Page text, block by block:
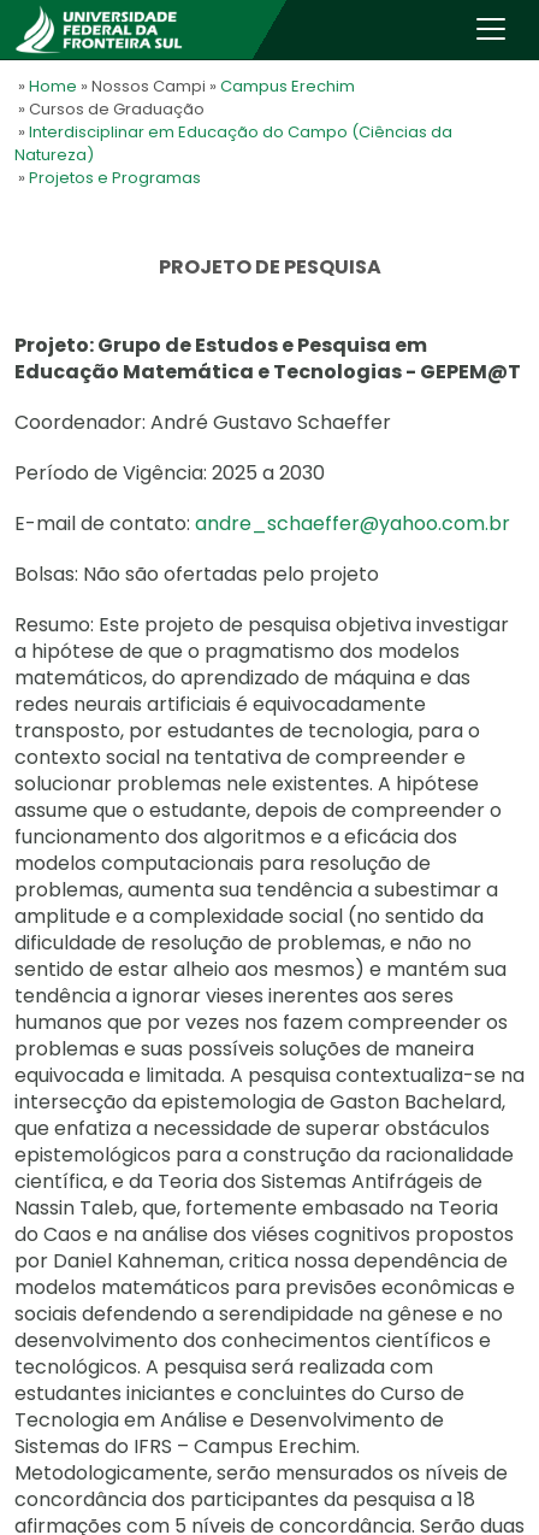
» Home » Nossos Campi » Campus Erechim
» Cursos de Graduação
» Interdisciplinar em Educação do Campo (Ciências da
Natureza)
» Projetos e Programas
PROJETO DE PESQUISA
Projeto: Grupo de Estudos e Pesquisa em
Educação Matemática e Tecnologias - GEPEM@T
Coordenador: André Gustavo Schaeffer
Período de Vigência: 2025 a 2030
E-mail de contato: andre_schaeffer@yahoo.com.br
Bolsas: Não são ofertadas pelo projeto
Resumo: Este projeto de pesquisa objetiva investigar
a hipótese de que o pragmatismo dos modelos
matemáticos, do aprendizado de máquina e das
redes neurais artificiais é equivocadamente
transposto, por estudantes de tecnologia, para o
contexto social na tentativa de compreender e
solucionar problemas nele existentes. A hipótese
assume que o estudante, depois de compreender o
funcionamento dos algoritmos e a eficácia dos
modelos computacionais para resolução de
problemas, aumenta sua tendência a subestimar a
amplitude e a complexidade social (no sentido da
dificuldade de resolução de problemas, e não no
sentido de estar alheio aos mesmos) e mantém sua
tendência a ignorar vieses inerentes aos seres
humanos que por vezes nos fazem compreender os
problemas e suas possíveis soluções de maneira
equivocada e limitada. A pesquisa contextualiza-se na
intersecção da epistemologia de Gaston Bachelard,
que enfatiza a necessidade de superar obstáculos
epistemológicos para a construção da racionalidade
científica, e da Teoria dos Sistemas Antifrágeis de
Nassin Taleb, que, fortemente embasado na Teoria
do Caos e na análise dos viéses cognitivos propostos
por Daniel Kahneman, critica nossa dependência de
modelos matemáticos para previsões econômicas e
sociais defendendo a serendipidade na gênese e no
desenvolvimento dos conhecimentos científicos e
tecnológicos. A pesquisa será realizada com
estudantes iniciantes e concluintes do Curso de
Tecnologia em Análise e Desenvolvimento de
Sistemas do IFRS – Campus Erechim.
Metodologicamente, serão mensurados os níveis de
concordância dos participantes da pesquisa a 18
afirmações com 5 níveis de concordância. Serão duas